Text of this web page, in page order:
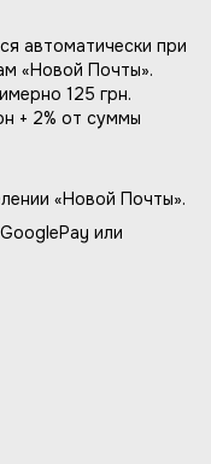
автоматически при
«Новой Почты».
125 грн.
+ 2% от суммы
«Новой Почты».
или